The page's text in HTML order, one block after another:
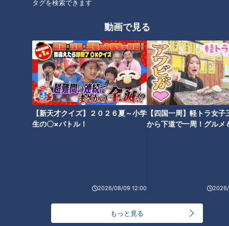
タグを検索できます
動画で見る
【新天才クイズ】２０２６夏～小学
生の〇×バトル！
2026/08/09 12:00
【四国一周】軽トラ女子
から下道で一周！グルメ
もっと見る
NEW